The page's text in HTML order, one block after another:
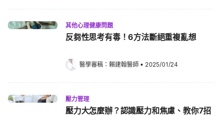
其他心理健康問題
反芻性思考有毒！6方法斷絕重複亂想
醫學審稿： 賴建翰醫師 • 2025/01/24
壓力管理
壓力大怎麼辦？認識壓力和焦慮、教你7招